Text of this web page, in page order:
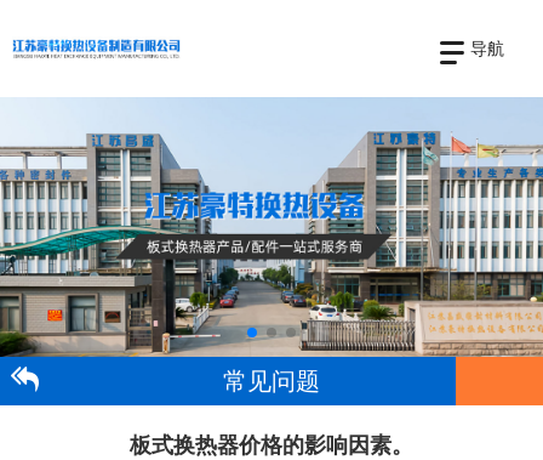
导航
常见问题
板式换热器价格的影响因素。